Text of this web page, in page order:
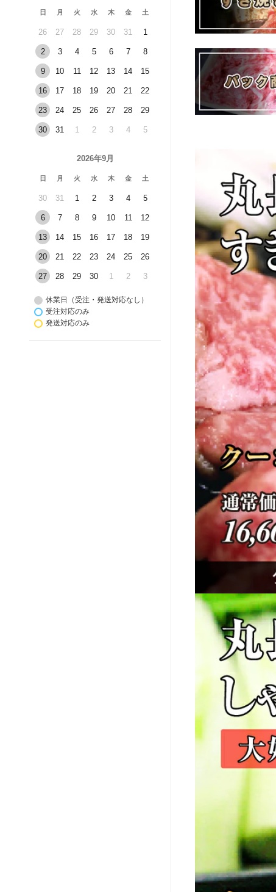
日 月 火 水 木 金 土
26 27 28 29 30 31 1
2 3 4 5 6 7 8
9 10 11 12 13 14 15
16 17 18 19 20 21 22
23 24 25 26 27 28 29
30 31 1 2 3 4 5
2026年9月
日 月 火 水 木 金 土
30 31 1 2 3 4 5
6 7 8 9 10 11 12
13 14 15 16 17 18 19
20 21 22 23 24 25 26
27 28 29 30 1 2 3
休業日（受注・発送対応なし）
受注対応のみ
発送対応のみ